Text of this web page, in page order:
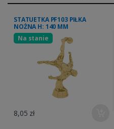
STATUETKA PF103 PIŁKA
NOŻNA H: 140 MM
Na stanie
8,05 zł